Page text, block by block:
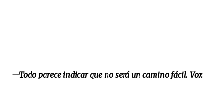
—Todo parece indicar que no será un camino fácil. Vox